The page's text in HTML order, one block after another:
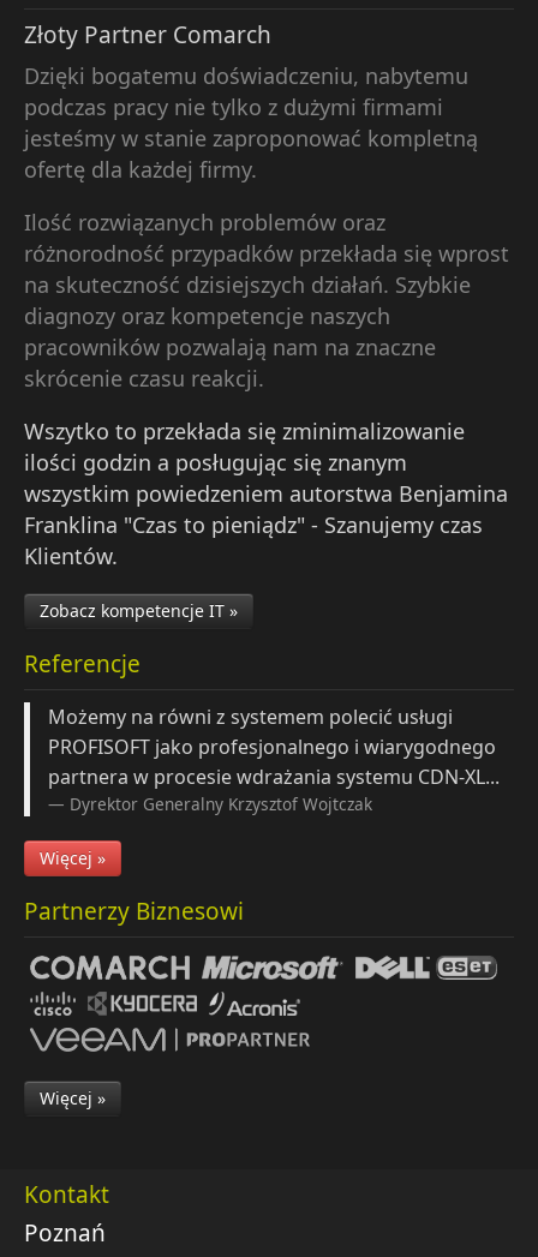
Złoty Partner Comarch
Dzięki bogatemu doświadczeniu, nabytemu
podczas pracy nie tylko z dużymi firmami
jesteśmy w stanie zaproponować kompletną
ofertę dla każdej firmy.
Ilość rozwiązanych problemów oraz
różnorodność przypadków przekłada się wprost
na skuteczność dzisiejszych działań. Szybkie
diagnozy oraz kompetencje naszych
pracowników pozwalają nam na znaczne
skrócenie czasu reakcji.
Wszytko to przekłada się zminimalizowanie
ilości godzin a posługując się znanym
wszystkim powiedzeniem autorstwa Benjamina
Franklina "Czas to pieniądz" - Szanujemy czas
Klientów.
Zobacz kompetencje IT »
Referencje
Możemy na równi z systemem polecić usługi
PROFISOFT jako profesjonalnego i wiarygodnego
partnera w procesie wdrażania systemu CDN-XL...
Dyrektor Generalny Krzysztof Wojtczak
Więcej »
Partnerzy Biznesowi
Więcej »
Kontakt
Poznań